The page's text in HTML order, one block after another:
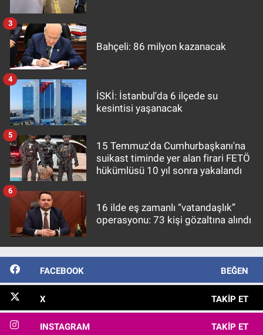
Bahçeli: 86 milyon kazanacak
3
İSKİ: İstanbul'da 6 ilçede su
kesintisi yaşanacak
4
15 Temmuz'da Cumhurbaşkanı'na
suikast timinde yer alan firari FETÖ
hükümlüsü 10 yıl sonra yakalandı
5
16 ilde eş zamanlı “vatandaşlık”
operasyonu: 73 kişi gözaltına alındı
6
FACEBOOK BEĞEN
X TAKIP ET
INSTAGRAM TAKIP ET